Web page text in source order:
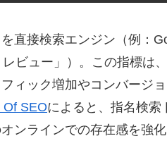
直接検索エンジン（例：
ビュー」）。この指標は
ィック増加やコンバージ
SEOによると、指名検索
ンラインでの存在感を強化